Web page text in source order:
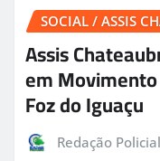
SOCIAL / ASSIS
Assis
em
Foz do Iguaçu
Redação